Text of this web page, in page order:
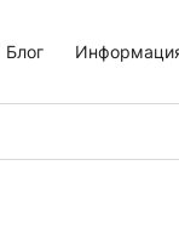
Блог